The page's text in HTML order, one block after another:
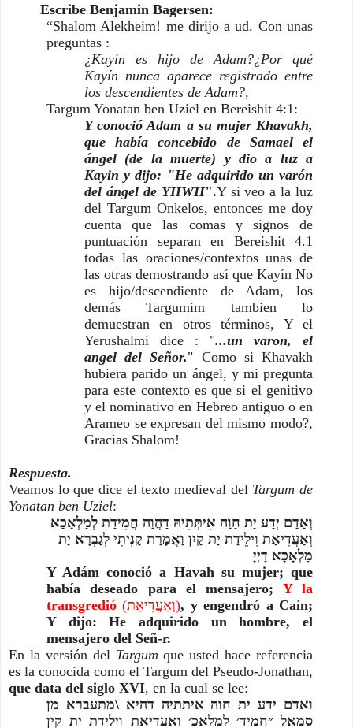
Escribe Benjamin Bagersen:
“Shalom Alekheim! me dirijo a ud. Con unas
preguntas :
¿Kayín es hijo de Adam?¿Por qué
Kayín nunca aparece registrado entre
los descendientes de Adam?,
Targum Yonatan ben Uziel en Bereishit 4:1:
Y conoció Adam a su mujer Khavakh,
que había concebido de Samael el
ángel (de la muerte) y dio a luz a
Kayin y dijo: "He adquirido un varón
del ángel de YHWH".Y si veo a la luz
del Targum Onkelos, entonces me doy
cuenta que las comas y signos de
puntuación separan en Bereishit 4.1
todas las oraciones/contextos unas de
las otras demostrando así que Kayín No
es hijo/descendiente de Adam, los
demás Targumim tambien lo
demuestran en otros términos, Y el
Yerushalmi dice : "...un varon, el
angel del Señor." Como si Khavakh
hubiera parido un ángel, y mi pregunta
para este contexto es que si el genitivo
y el nominativo en Hebreo antiguo o en
Arameo se expresan del mismo modo?,
Gracias Shalom!
Respuesta.
Veamos lo que dice el texto medieval del Targum de
Yonatan ben Uziel:
מַלְאָכָא דַיְיָ
Y Adám conoció a Havah su mujer; que
había deseado para el mensajero; Y la
transgredió
(וְאַעֲדִיאַת), y engendró a Caín;
Y dijo: He adquirido un hombre, el
mensajero del Señ-r.
En la versión del Targum que usted hace referencia
que data del siglo XVI, en la cual se lee: